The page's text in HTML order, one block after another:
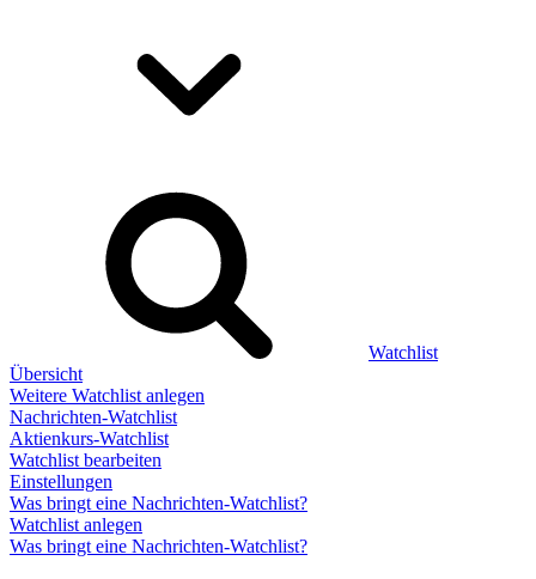
Watchlist
Übersicht
Weitere Watchlist anlegen
Nachrichten-Watchlist
Aktienkurs-Watchlist
Watchlist bearbeiten
Einstellungen
Was bringt eine Nachrichten-Watchlist?
Watchlist anlegen
Was bringt eine Nachrichten-Watchlist?